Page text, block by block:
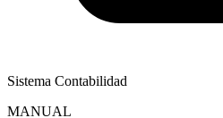
Sistema Contabilidad
MANUAL